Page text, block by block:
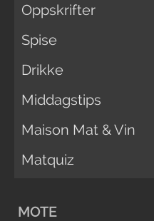
Oppskrifter
Spise
Drikke
Middagstips
Maison Mat & Vin
Matquiz
MOTE